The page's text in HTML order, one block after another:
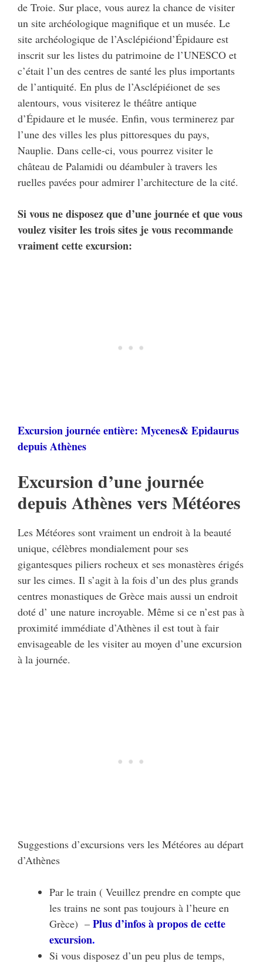
de Troie. Sur place, vous aurez la chance de visiter
un site archéologique magnifique et un musée. Le
site archéologique de l’Asclépiéiond’Épidaure est
inscrit sur les listes du patrimoine de l’UNESCO et
c’était l’un des centres de santé les plus importants
de l’antiquité. En plus de l’Asclépiéionet de ses
alentours, vous visiterez le théâtre antique
d’Épidaure et le musée. Enfin, vous terminerez par
l’une des villes les plus pittoresques du pays,
Nauplie. Dans celle-ci, vous pourrez visiter le
château de Palamidi ou déambuler à travers les
ruelles pavées pour admirer l’architecture de la cité.
Si vous ne disposez que d’une journée et que vous
voulez visiter les trois sites je vous recommande
vraiment cette excursion:
Excursion journée entière: Mycenes& Epidaurus
depuis Athènes
Excursion d’une journée
depuis Athènes vers Météores
Les Météores sont vraiment un endroit à la beauté
unique, célèbres mondialement pour ses
gigantesques piliers rocheux et ses monastères érigés
sur les cimes. Il s’agit à la fois d’un des plus grands
centres monastiques de Grèce mais aussi un endroit
doté d’ une nature incroyable. Même si ce n’est pas à
proximité immédiate d’Athènes il est tout à fair
envisageable de les visiter au moyen d’une excursion
à la journée.
Suggestions d’excursions vers les Météores au départ
d’Athènes
Par le train ( Veuillez prendre en compte que
les trains ne sont pas toujours à l’heure en
Grèce) – Plus d’infos à propos de cette
excursion.
Si vous disposez d’un peu plus de temps,